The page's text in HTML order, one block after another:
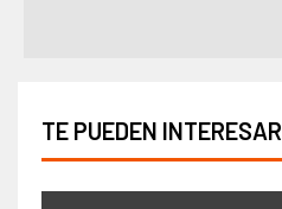
TE PUEDEN INTERESAR